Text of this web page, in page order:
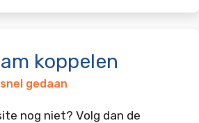
koppelen
gedaan
nog niet? Volg dan de